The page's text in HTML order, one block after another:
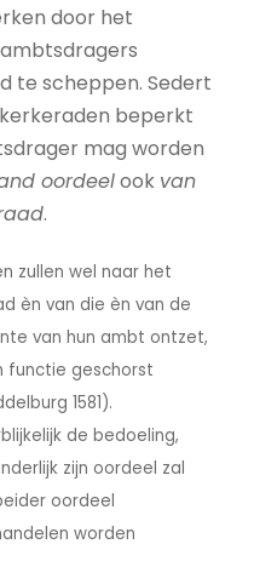
door het
te scheppen. Sedert
beperkt
mag worden
oordeelook van
.
zullen wel naar het
èn van die èn van de
van hun ambt ontzet,
functie geschorst
1581).
de bedoeling,
zijn oordeel zal
oordeel
worden